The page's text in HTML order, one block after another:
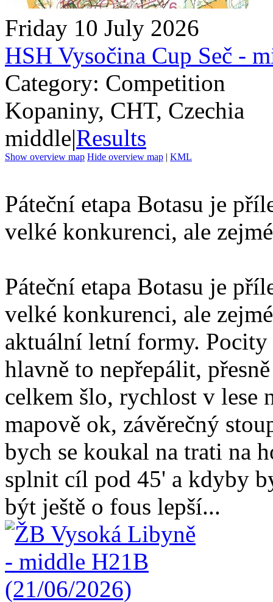
Friday 10 July 2026
HSH Vysočina Cup Seč -
Category: Competition
Kopaniny, CHT, Czechia
middle|Results
Show overview map Hide overview map | KML
Páteční etapa Botasu je
velké konkurenci, ale
Páteční etapa Botasu je
velké konkurenci, ale
aktuální letní formy.
hlavně to nepřepálit,
celkem šlo, rychlost v lese
mapově ok, závěrečný
bych se koukal na trati na
splnit cíl pod 45' a kdyby
být ještě o fous lepší...